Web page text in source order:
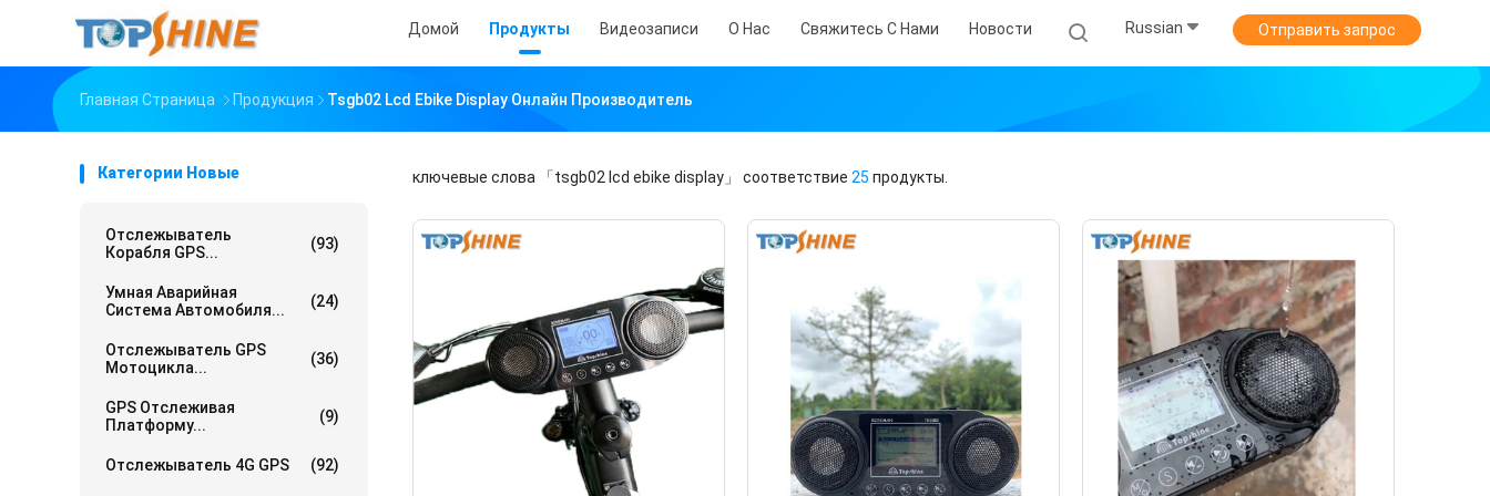
Домой Продукты Видеозаписи О Нас Свяжитесь С Нами Новости Russian Отправить запрос
Главная Страница Продукция Tsgb02 Lcd Ebike Display Онлайн Производитель
Категории Новые
Отслежыватель
Корабля GPS...
(93)
Умная Аварийная
Система Автомобиля...
(24)
Отслежыватель GPS
Мотоцикла...
(36)
GPS Отслеживая
Платформу...
(9)
Отслежыватель 4G GPS (92)
ключевые слова 「tsgb02 lcd ebike display」 соответствие 25 продукты.